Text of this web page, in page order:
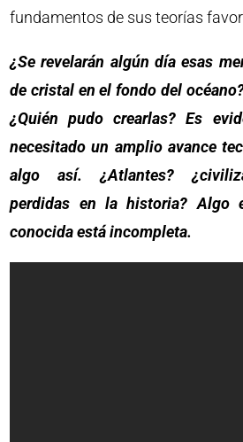
fundamentos de sus teorías
¿Se revelarán algún día esas
de cristal en el fondo del
¿Quién pudo crearlas? Es
necesitado un amplio avance
algo así. ¿Atlantes?
perdidas en la historia? Algo
conocida está incompleta.